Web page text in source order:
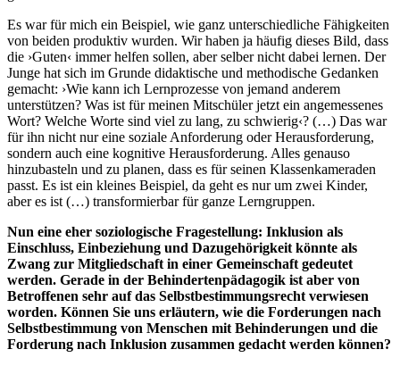
Es war für mich ein Beispiel, wie ganz unterschiedliche Fähigkeiten
von beiden produktiv wurden. Wir haben ja häufig dieses Bild, dass
die ›Guten‹ immer helfen sollen, aber selber nicht dabei lernen. Der
Junge hat sich im Grunde didaktische und methodische Gedanken
gemacht: ›Wie kann ich Lernprozesse von jemand anderem
unterstützen? Was ist für meinen Mitschüler jetzt ein angemessenes
Wort? Welche Worte sind viel zu lang, zu schwierig‹? (…) Das war
für ihn nicht nur eine soziale Anforderung oder Herausforderung,
sondern auch eine kognitive Herausforderung. Alles genauso
hinzubasteln und zu planen, dass es für seinen Klassenkameraden
passt. Es ist ein kleines Beispiel, da geht es nur um zwei Kinder,
aber es ist (…) transformierbar für ganze Lerngruppen.
Nun eine eher soziologische Fragestellung: Inklusion als
Einschluss, Einbeziehung und Dazugehörigkeit könnte als
Zwang zur Mitgliedschaft in einer Gemeinschaft gedeutet
werden. Gerade in der Behindertenpädagogik ist aber von
Betroffenen sehr auf das Selbstbestimmungsrecht verwiesen
worden. Können Sie uns erläutern, wie die Forderungen nach
Selbstbestimmung von Menschen mit Behinderungen und die
Forderung nach Inklusion zusammen gedacht werden können?